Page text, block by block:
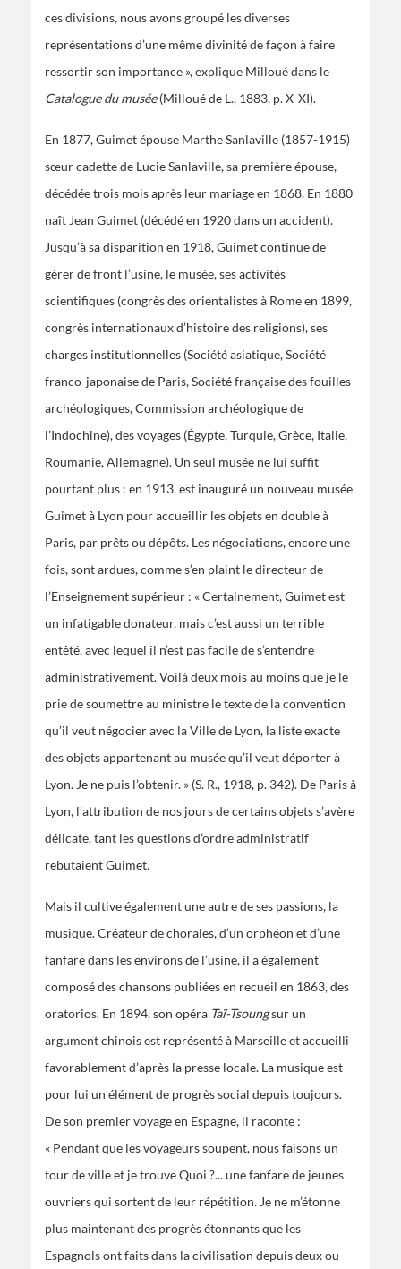
ces divisions, nous avons groupé les diverses
représentations d’une même divinité de façon à faire
ressortir son importance », explique Milloué dans le
Catalogue du musée(Milloué de L., 1883, p. X-XI).
En 1877, Guimet épouse Marthe Sanlaville (1857-1915)
sœur cadette de Lucie Sanlaville, sa première épouse,
décédée trois mois après leur mariage en 1868. En 1880
naît Jean Guimet (décédé en 1920 dans un accident).
Jusqu’à sa disparition en 1918, Guimet continue de
gérer de front l’usine, le musée, ses activités
scientifiques (congrès des orientalistes à Rome en 1899,
congrès internationaux d’histoire des religions), ses
charges institutionnelles (Société asiatique, Société
franco-japonaise de Paris, Société française des fouilles
archéologiques, Commission archéologique de
l’Indochine), des voyages (Égypte, Turquie, Grèce, Italie,
Roumanie, Allemagne). Un seul musée ne lui suffit
pourtant plus : en 1913, est inauguré un nouveau musée
Guimet à Lyon pour accueillir les objets en double à
Paris, par prêts ou dépôts. Les négociations, encore une
fois, sont ardues, comme s’en plaint le directeur de
l’Enseignement supérieur : « Certainement, Guimet est
un infatigable donateur, mais c’est aussi un terrible
entêté, avec lequel il n’est pas facile de s’entendre
administrativement. Voilà deux mois au moins que je le
prie de soumettre au ministre le texte de la convention
qu’il veut négocier avec la Ville de Lyon, la liste exacte
des objets appartenant au musée qu’il veut déporter à
Lyon. Je ne puis l’obtenir. » (S. R., 1918, p. 342). De Paris à
Lyon, l’attribution de nos jours de certains objets s’avère
délicate, tant les questions d’ordre administratif
rebutaient Guimet.
Mais il cultive également une autre de ses passions, la
musique. Créateur de chorales, d’un orphéon et d’une
fanfare dans les environs de l’usine, il a également
composé des chansons publiées en recueil en 1863, des
oratorios. En 1894, son opéra Taï-Tsoungsur un
argument chinois est représenté à Marseille et accueilli
favorablement d’après la presse locale. La musique est
pour lui un élément de progrès social depuis toujours.
De son premier voyage en Espagne, il raconte :
« Pendant que les voyageurs soupent, nous faisons un
tour de ville et je trouve Quoi ?... une fanfare de jeunes
ouvriers qui sortent de leur répétition. Je ne m’étonne
plus maintenant des progrès étonnants que les
Espagnols ont faits dans la civilisation depuis deux ou